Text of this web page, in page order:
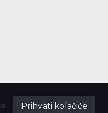
REDEA
Prihvati kolačiće